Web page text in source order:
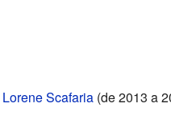
Lorene Scafaria(de 2013 a